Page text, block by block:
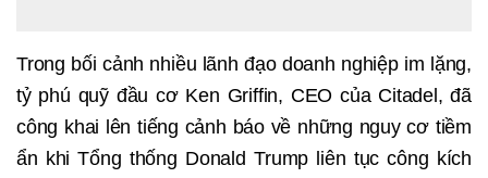
Trong bối cảnh nhiều lãnh đạo doanh nghiệp im lặng,
tỷ phú quỹ đầu cơ Ken Griffin, CEO của Citadel, đã
công khai lên tiếng cảnh báo về những nguy cơ tiềm
ẩn khi Tổng thống Donald Trump liên tục công kích